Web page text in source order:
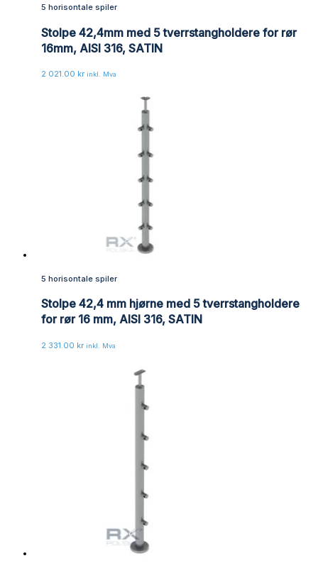
5 horisontale spiler
Stolpe 42,4mm med 5 tverrstangholdere for rør
16mm, AISI 316, SATIN
2 021.00 kr inkl. Mva
5 horisontale spiler
Stolpe 42,4 mm hjørne med 5 tverrstangholdere
for rør 16 mm, AISI 316, SATIN
2 331.00 kr inkl. Mva